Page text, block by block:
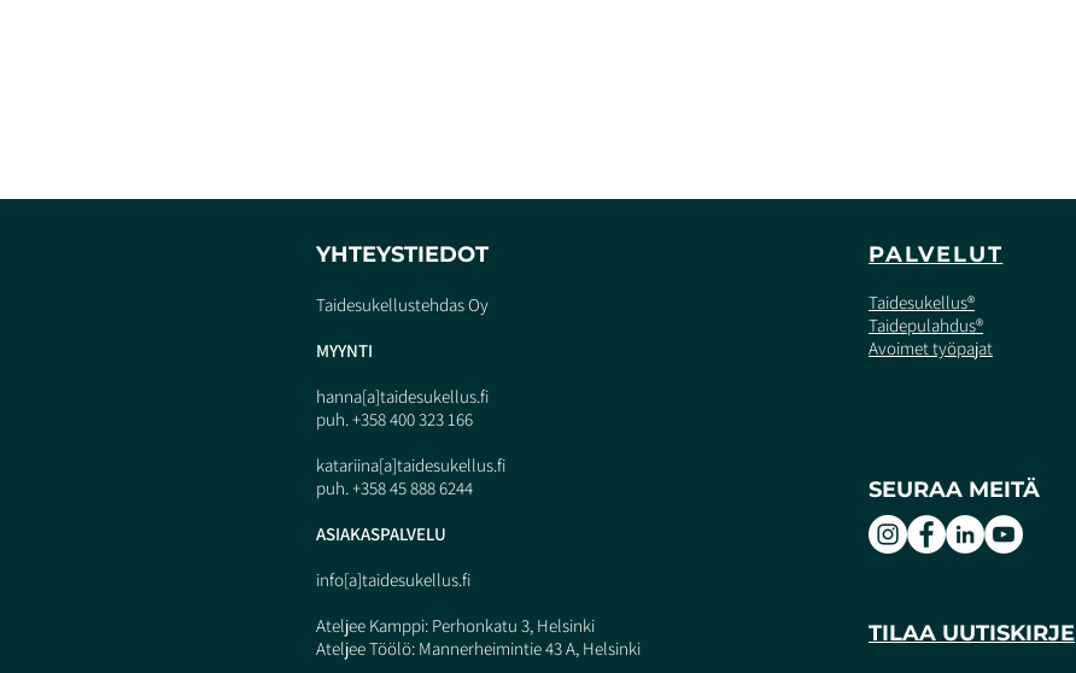
YHTEYSTIEDOT
Taidesukellustehdas Oy
MYYNTI
hanna[a]taidesukellus.fi
puh. +358 400 323 166
katariina[a]taidesukellus.fi
puh. +358 45 888 6244
ASIAKASPALVELU
info[a]taidesukellus.fi
Ateljee Kamppi: Perhonkatu 3, Helsinki
Ateljee Töölö: Mannerheimintie 43 A, Helsinki
PALVELUT
Taidesukellus®
Taidepulahdus®
Avoimet työpajat
SEURAA MEITÄ
TILAA UUTISKIRJE